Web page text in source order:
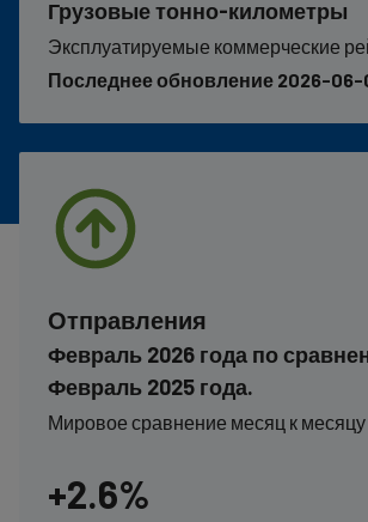
Грузовые тонно-километры
Эксплуатируемые коммерческие
Последнее обновление 2026-06-
Отправления
Февраль 2026 года по
Февраль 2025 года.
Мировое сравнение месяц к месяцу
+2.6%